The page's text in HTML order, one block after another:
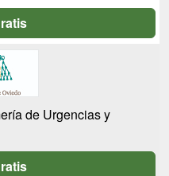
de Urgencias y